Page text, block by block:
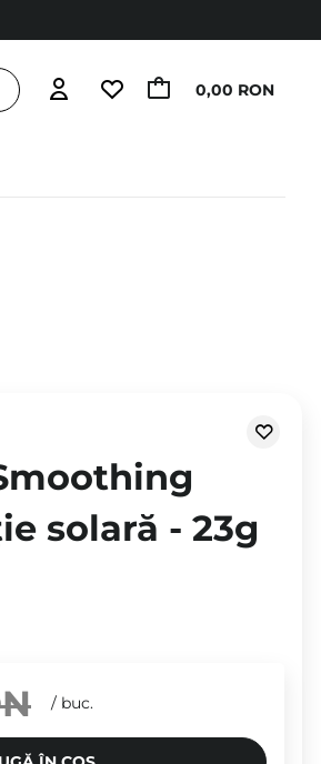
0,00 RON
solară - 23g
/ buc.